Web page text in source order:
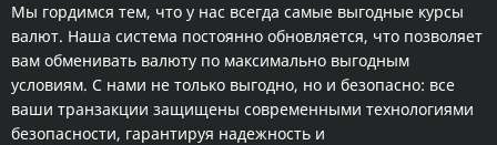
Мы гордимся тем, что у нас всегда самые выгодные курсы
валют. Наша система постоянно обновляется, что позволяет
вам обменивать валюту по максимально выгодным
условиям. С нами не только выгодно, но и безопасно: все
ваши транзакции защищены современными технологиями
безопасности, гарантируя надежность и